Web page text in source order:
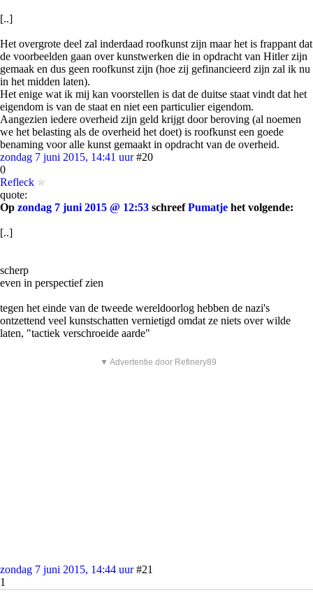
[..]
Het overgrote deel zal inderdaad roofkunst zijn maar het is frappant dat
de voorbeelden gaan over kunstwerken die in opdracht van Hitler zijn
gemaak en dus geen roofkunst zijn (hoe zij gefinancieerd zijn zal ik nu
in het midden laten).
Het enige wat ik mij kan voorstellen is dat de duitse staat vindt dat het
eigendom is van de staat en niet een particulier eigendom.
Aangezien iedere overheid zijn geld krijgt door beroving (al noemen
we het belasting als de overheid het doet) is roofkunst een goede
benaming voor alle kunst gemaakt in opdracht van de overheid.
zondag 7 juni 2015, 14:41 uur #20
0
Refleck
quote:
Op zondag 7 juni 2015 @ 12:53 schreefPumatje het volgende:
[..]
scherp
even in perspectief zien
tegen het einde van de tweede wereldoorlog hebben de nazi's
ontzettend veel kunstschatten vernietigd omdat ze niets over wilde
laten, "tactiek verschroeide aarde"
▼ Advertentie door Refinery89
zondag 7 juni 2015, 14:44 uur #21
1